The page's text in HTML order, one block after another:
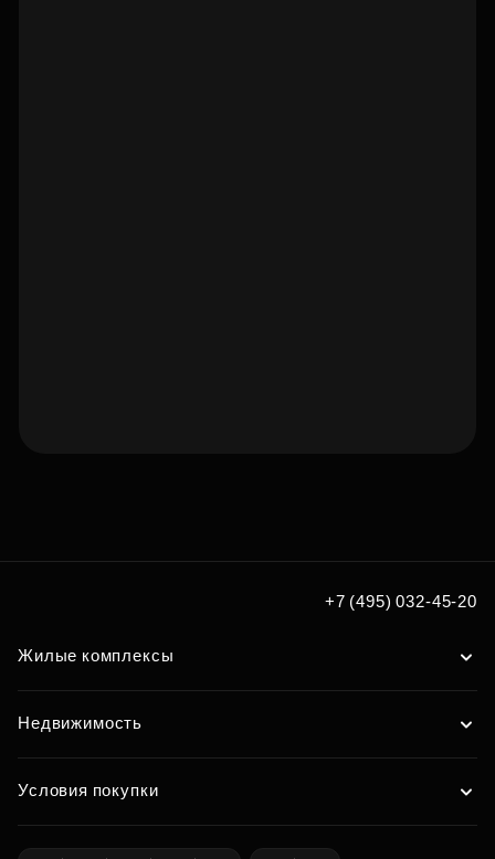
+7 (495) 032-45-20
Жилые комплексы
Недвижимость
Условия покупки